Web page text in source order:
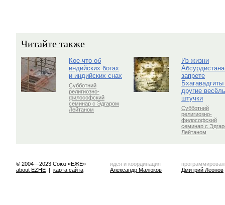
Читайте также
Кое-что об
индийских богах
и индийских снах
Субботний
религиозно-
философский
семинар с Эдгаром
Лейтаном
Из жизни
запрете
Бхагавадгиты
другие
штучки
Субботний
религиозно-
философский
семинар с
Лейтаном
© 2004—2023 Союз «ЕЖЕ»
about EZHE | карта сайта
идея и координация
Александр Малюков
Дмитрий Леонов